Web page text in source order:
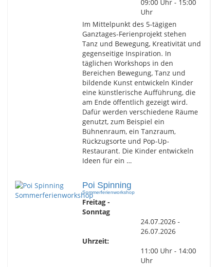
09:00 Uhr - 15:00
Uhr
Im Mittelpunkt des 5-tägigen
Ganztages-Ferienprojekt stehen
Tanz und Bewegung, Kreativität und
gegenseitige Inspiration. In
täglichen Workshops in den
Bereichen Bewegung, Tanz und
bildende Kunst entwickeln Kinder
eine künstlerische Aufführung, die
am Ende öffentlich gezeigt wird.
Dafür werden verschiedene Räume
genutzt, zum Beispiel ein
Bühnenraum, ein Tanzraum,
Rückzugsorte und Pop-Up-
Restaurant. Die Kinder entwickeln
Ideen für ein …
Poi Spinning
Sommerferienworkshop
Freitag -
Sonntag
24.07.2026 -
26.07.2026
Uhrzeit:
11:00 Uhr - 14:00
Uhr